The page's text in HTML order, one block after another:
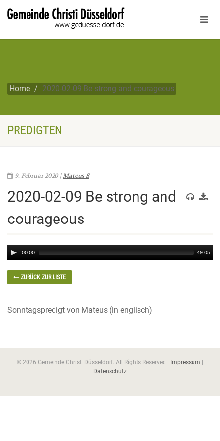
Home 2020-02-09 Be strong and courageous
PREDIGTEN
9. Februar 2020 |Mateus S
2020-02-09 Be strong and
courageous
Audio
Player
00:00 49:05
ZURÜCK ZUR LISTE
Sonntagspredigt von Mateus (in englisch)
© 2026 Gemeinde Christi Düsseldorf. All Rights Reserved | Impressum
Datenschutz